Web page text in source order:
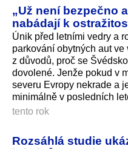
„Už není bezpečno
nabádají k
Únik před letními vedry a
parkování obytných aut
z důvodů, proč se
dovolené. Jenže pokud v
severu Evropy nekrade a
minimálně v posledních
tento rok
Rozsáhlá studie